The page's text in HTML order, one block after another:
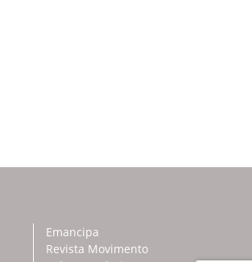
Emancipa
Revista Movimento